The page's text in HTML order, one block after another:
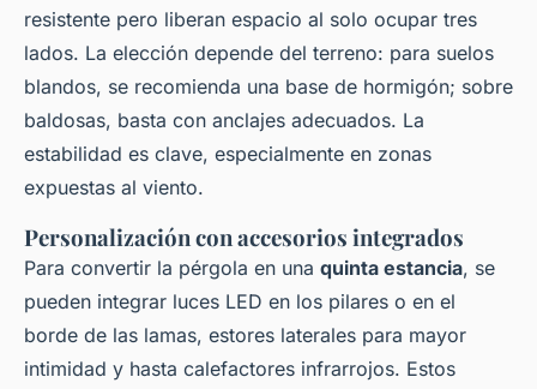
resistente pero liberan espacio al solo ocupar tres
lados. La elección depende del terreno: para suelos
blandos, se recomienda una base de hormigón; sobre
baldosas, basta con anclajes adecuados. La
estabilidad es clave, especialmente en zonas
expuestas al viento.
Personalización con accesorios integrados
Para convertir la pérgola en una quinta estancia, se
pueden integrar luces LED en los pilares o en el
borde de las lamas, estores laterales para mayor
intimidad y hasta calefactores infrarrojos. Estos